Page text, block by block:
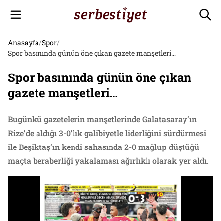
Anasayfa/Spor/
Spor basınında günün öne çıkan gazete manşetleri…
Spor basınında günün öne çıkan
gazete manşetleri…
Bugünkü gazetelerin manşetlerinde Galatasaray’ın
Rize’de aldığı 3-0’lık galibiyetle liderliğini sürdürmesi
ile Beşiktaş’ın kendi sahasında 2-0 mağlup düştüğü
maçta beraberliği yakalaması ağırlıklı olarak yer aldı.